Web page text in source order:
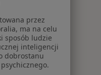
przez
ma na celu
sposób ludzie
inteligencji
dobrostanu